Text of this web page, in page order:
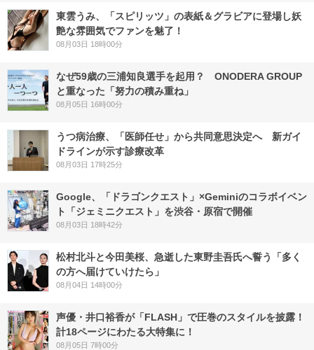
東雲うみ、「スピリッツ」の表紙＆グラビアに登場し妖
艶な雰囲気でファンを魅了！
08月03日 18時00分
なぜ59歳の三浦知良選手を起用？ ONODERA GROUP
と重なった「努力の積み重ね」
08月05日 16時00分
うつ病治療、「医師任せ」から共同意思決定へ 新ガイ
ドラインが示す診療改革
08月03日 17時25分
Google、「ドラゴンクエスト」×Geminiのコラボイベン
ト「ジェミニクエスト」を渋谷・原宿で開催
08月03日 18時42分
松村北斗と今田美桜、急逝した東野圭吾氏へ誓う「多く
の方へ届けていけたら」
08月04日 14時00分
声優・井口裕香が「FLASH」で圧巻のスタイルを披露！
計18ページにわたる大特集に！
08月05日 7時00分